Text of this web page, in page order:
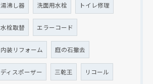
湯沸し器 洗面用水栓 トイレ修理
水栓取替 エラーコード
内装リフォーム 庭の石撤去
ディスポーザー 三乾王 リコール